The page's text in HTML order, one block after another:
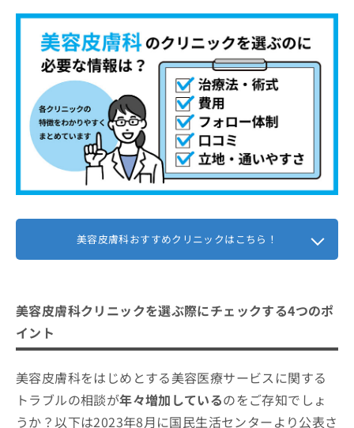
牧野皮膚科形成外科内科医院
くらた医院
【美容皮膚科の基礎知識】これを知ってから美
容皮膚科の受診を検討しよう！
肌悩み別！美容皮膚科で受けられる5つ
の施術
1．ボトックス注射
2．ディープフェイシャルフィラー
3．ケミカルピーリング
4．レーザーフェイシャル
美容皮膚科に関するよくある質問5選！
美容皮膚科おすすめクリニックはこちら！
美容皮膚科クリニックを選ぶ際にチェックする4つのポ
イント
美容皮膚科をはじめとする美容医療サービスに関する
トラブルの相談が年々増加しているのをご存知でしょ
うか？以下は2023年8月に国民生活センターより公表さ
せ